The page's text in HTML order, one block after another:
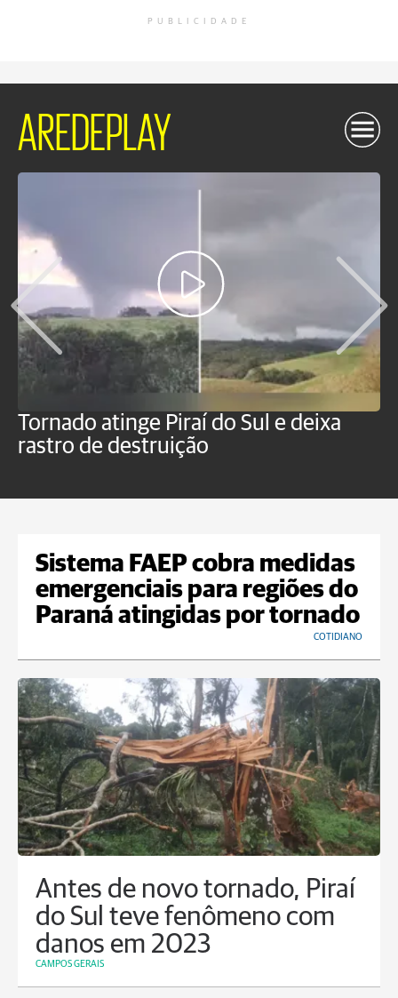
PUBLICIDADE
AREDEPLAY
Tornado atinge Piraí do Sul e deixa
rastro de destruição
Sistema FAEP cobra medidas
emergenciais para regiões do
Paraná atingidas por tornado
COTIDIANO
Antes de novo tornado, Piraí
do Sul teve fenômeno com
danos em 2023
CAMPOS GERAIS